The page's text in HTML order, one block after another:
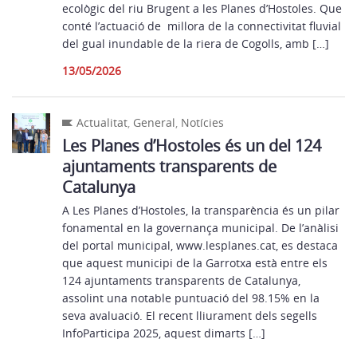
ecològic del riu Brugent a les Planes d’Hostoles. Que
conté l’actuació de millora de la connectivitat fluvial
del gual inundable de la riera de Cogolls, amb […]
13/05/2026
Actualitat, General, Notícies
Les Planes d’Hostoles és un del 124
ajuntaments transparents de
Catalunya
A Les Planes d’Hostoles, la transparència és un pilar
fonamental en la governança municipal. De l’anàlisi
del portal municipal, www.lesplanes.cat, es destaca
que aquest municipi de la Garrotxa està entre els
124 ajuntaments transparents de Catalunya,
assolint una notable puntuació del 98.15% en la
seva avaluació. El recent lliurament dels segells
InfoParticipa 2025, aquest dimarts […]